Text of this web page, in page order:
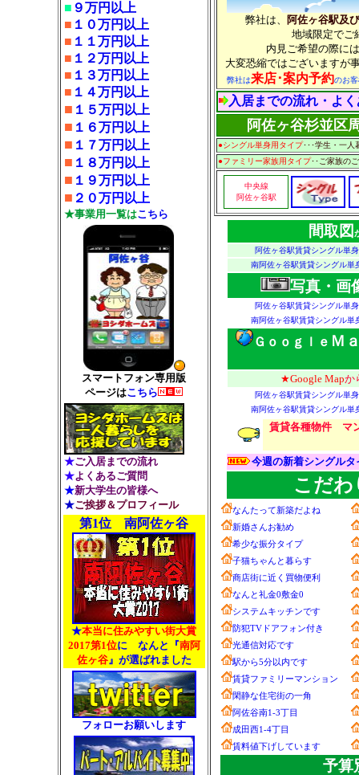
■ ９万円以上
■ １０万円以上
■ １１万円以上
■ １２万円以上
■ １３万円以上
■ １４万円以上
■ １５万円以上
■ １６万円以上
■ １７万円以上
■ １８万円以上
■ １９万円以上
■ ２０万円以上
★事業用一覧はこちら
スマートフォン専用版
ページはこちら
★ご入居までの流れ
★よくあるご質問
★新大学生の皆様へ
★ご挨拶＆プロフィール
第1位 南阿佐ヶ谷
★本当に住みやすい街大賞
2017第1位に なんと『南阿
佐ヶ谷』が選ばれました
フォローお願いします
弊社は、
阿佐ヶ谷駅及
地域限定でご
内見ご希望の際に
大変恐縮ではございますが
弊社は来店･案内予約のお
入居までの流れ・よ
阿佐ヶ谷杉並区
●シングル単身用タイプ･･･学生・一人
●ファミリー家族用タイプ･･ご家族の
中央線
阿佐ヶ谷駅
間取図
阿佐ヶ谷駅賃貸シングル単
南阿佐ヶ谷駅賃貸シングル単
写真・画
阿佐ヶ谷駅賃貸シングル単
南阿佐ヶ谷駅賃貸シングル単
Ｇｏｏｇｌｅ Ｍ
★Google Mapか
阿佐ヶ谷駅賃貸シングル単
南阿佐ヶ谷駅賃貸シングル単
賃貸各種物件 マ
今週の新着シングルタ
こだわ
なんたって新築だよね
新婚さんお勧め
希少な振分タイプ
子猫ちゃんと暮らす
商店街に近く買物便利
なんと礼金0敷金0
システムキッチンです
防犯TVドアフォン付き
光通信対応です
駅から5分以内です
賃貸ファミリーマンション
閑静な住宅街の一角
阿佐谷南1-3丁目
成田西1-4丁目
賃料値下げしています
予算